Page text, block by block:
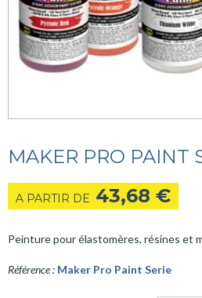
MAKER PRO PAINT
A PARTIR DE 43,68 €
Peinture pour élastomères, résines et
Référence : Maker Pro Paint Serie